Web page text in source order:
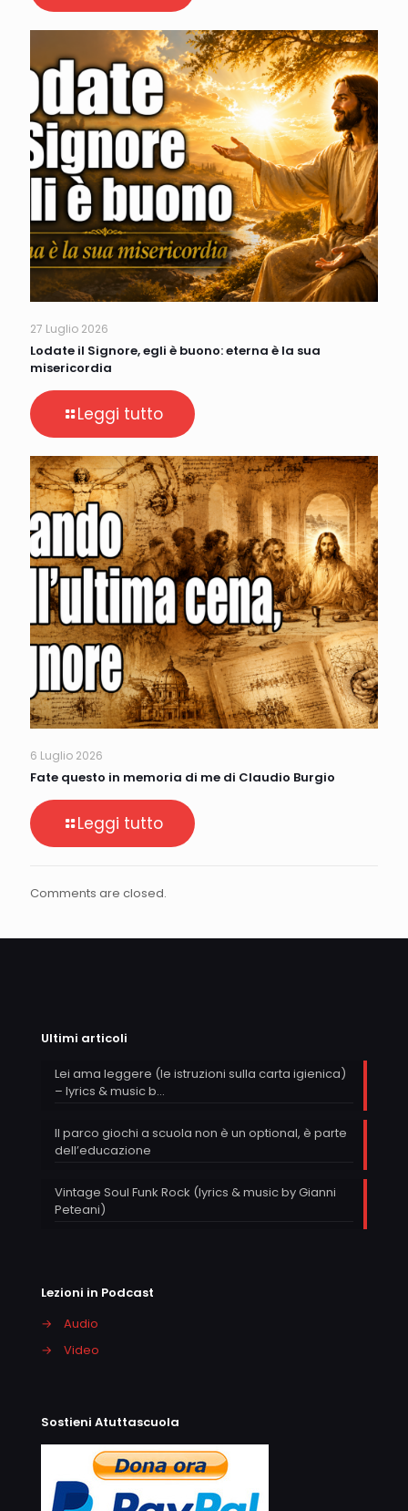
27 Luglio 2026
Lodate il Signore, egli è buono: eterna è la sua
misericordia
Leggi tutto
6 Luglio 2026
Fate questo in memoria di me di Claudio Burgio
Leggi tutto
Comments are closed.
Ultimi articoli
Lei ama leggere (le istruzioni sulla carta igienica)
– lyrics & music b…
Il parco giochi a scuola non è un optional, è parte
dell’educazione
Vintage Soul Funk Rock (lyrics & music by Gianni
Peteani)
Lezioni in Podcast
→
Audio
→
Video
Sostieni Atuttascuola